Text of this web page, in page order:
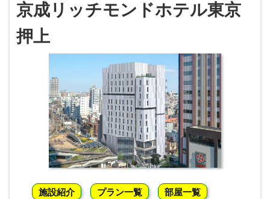
京成リッチモンドホテル東京
押上
施設紹介 プラン一覧 部屋一覧